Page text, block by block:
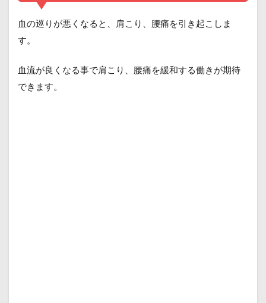
血の巡りが悪くなると、肩こり、腰痛を引き起こしま
す。
血流が良くなる事で肩こり、腰痛を緩和する働きが期待
できます。